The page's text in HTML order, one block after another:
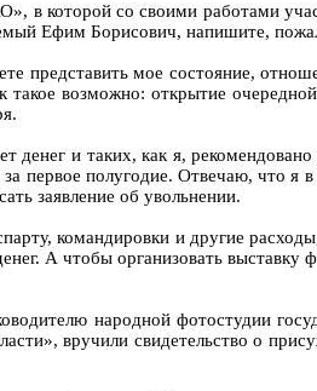
в которой со своими работами
Ефим Борисович, напишите,
мое состояние,
возможно: открытие
денег и таких, как я,
полугодие. Отвечаю, что я
заявление об увольнении.
командировки и другие
А чтобы организовать выставку
народной фотостудии
вручили свидетельство о